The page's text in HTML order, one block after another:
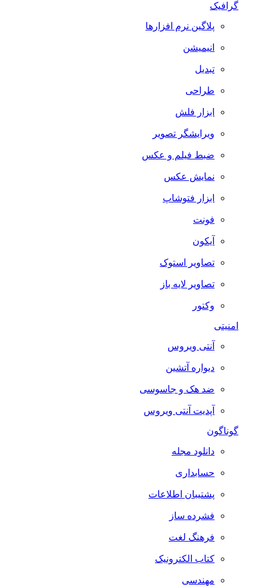
گرافیک
پلاگین نرم افزارها
انیمیشن
تبدیل
طراحی
ابزار فلش
ویرایشگر تصویر
ضبط فيلم و عكس
نمایش عکس
ابزار فتوشاپ
فونت
آیکون
تصاویر استوک
تصاویر لایه باز
وکتور
امنیتی
آنتی ویروس
دیواره آتشین
ضد هک و جاسوسی
آپدیت آنتی ویروس
گوناگون
دانلود مجله
حسابداری
پشتیبان اطلاعات
فشرده ساز
فرهنگ لغت
کتاب الکترونیک
مهندسی